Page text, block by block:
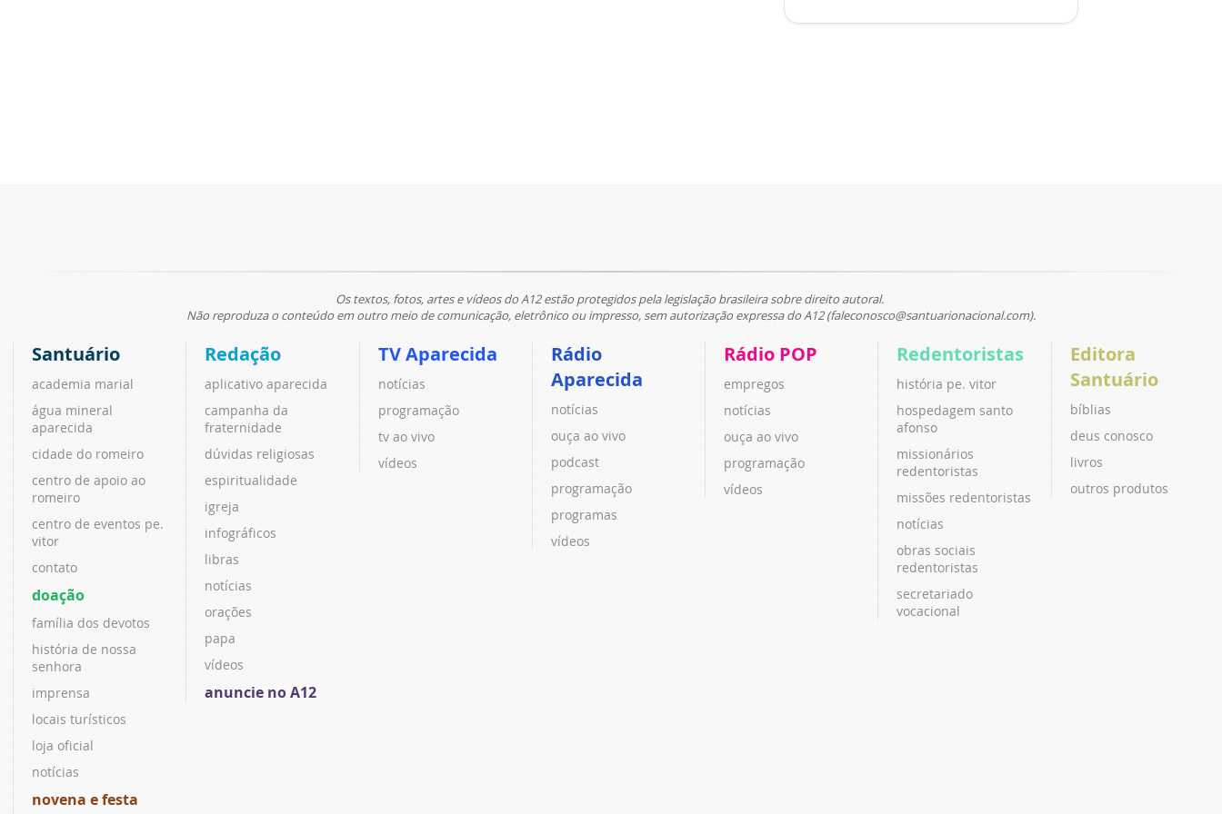
Os textos, fotos, artes e vídeos do A12 estão protegidos pela legislação brasileira sobre direito autoral.
Não reproduza o conteúdo em outro meio de comunicação, eletrônico ou impresso, sem autorização expressa do A12 (faleconosco@santuarionacional.com).
Santuário
academia marial
água mineral
aparecida
cidade do romeiro
centro de apoio ao
romeiro
centro de eventos pe.
vitor
contato
doação
família dos devotos
história de nossa
senhora
imprensa
locais turísticos
loja oficial
notícias
novena e festa
Redação
aplicativo aparecida
campanha da
fraternidade
dúvidas religiosas
espiritualidade
igreja
infográficos
libras
notícias
orações
papa
vídeos
anuncie no A12
TV Aparecida
notícias
programação
tv ao vivo
vídeos
Rádio
Aparecida
notícias
ouça ao vivo
podcast
programação
programas
vídeos
Rádio POP
empregos
notícias
ouça ao vivo
programação
vídeos
Redentoristas
história pe. vitor
hospedagem santo
afonso
missionários
redentoristas
missões redentoristas
notícias
obras sociais
redentoristas
secretariado
vocacional
Editora
Santuário
bíblias
deus conosco
livros
outros produtos